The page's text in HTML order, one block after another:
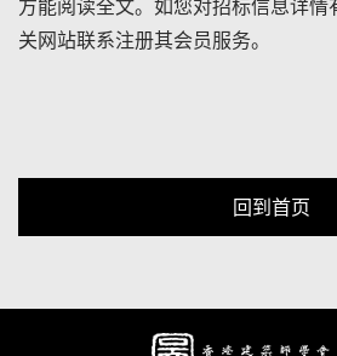
方能阅读全文。如您对招标信息详情
关网站联系注册其会员服务。
回到首页